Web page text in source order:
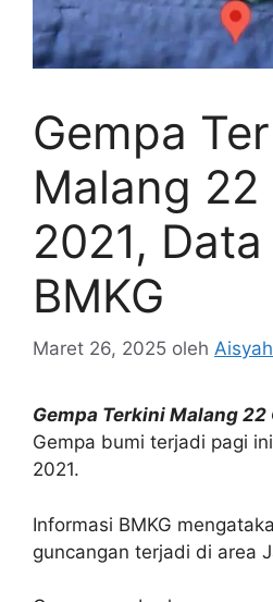
Gempa
Malang
2021,
BMKG
Maret 26, 2025 oleh Aisyah
Gempa Terkini Malang
Gempa bumi terjadi pagi
2021.
Informasi BMKG
guncangan terjadi di area